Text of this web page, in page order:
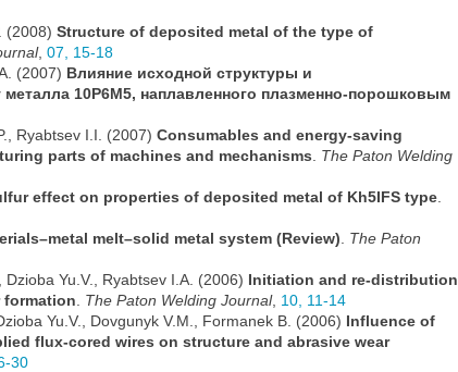
(2008) Structure of deposited metal of the type of
, 07, 15-18
(2007) Влияние исходной структуры и
металла 10Р6М5, наплавленного плазменно-порошковым
Ryabtsev I.I. (2007) Consumables and energy-saving
parts of machines and mechanisms
The Paton Welding
effect on properties of deposited metal of Kh5IFS type
melt–solid metal system (Review)
The Paton
Yu.V., Ryabtsev I.A. (2006) Initiation and re-distribution
The Paton Welding Journal, 10, 11-14
Yu.V., Dovgunyk V.M., Formanek B. (2006) Influence of
flux-cored wires on structure and abrasive wear
30